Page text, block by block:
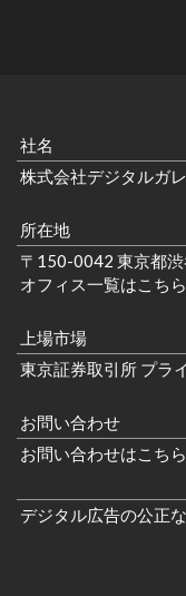
社名
株式会社デジタルガ
所在地
〒150-0042 東京都
オフィス一覧はこちら
上場市場
東京証券取引所 プラ
お問い合わせ
お問い合わせはこちら
デジタル広告の公正